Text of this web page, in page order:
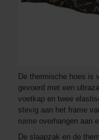
De thermische hoes is
gevoerd met een
voetkap en twee
stevig aan het frame
ruime overhangen aan
De slaapzak en de